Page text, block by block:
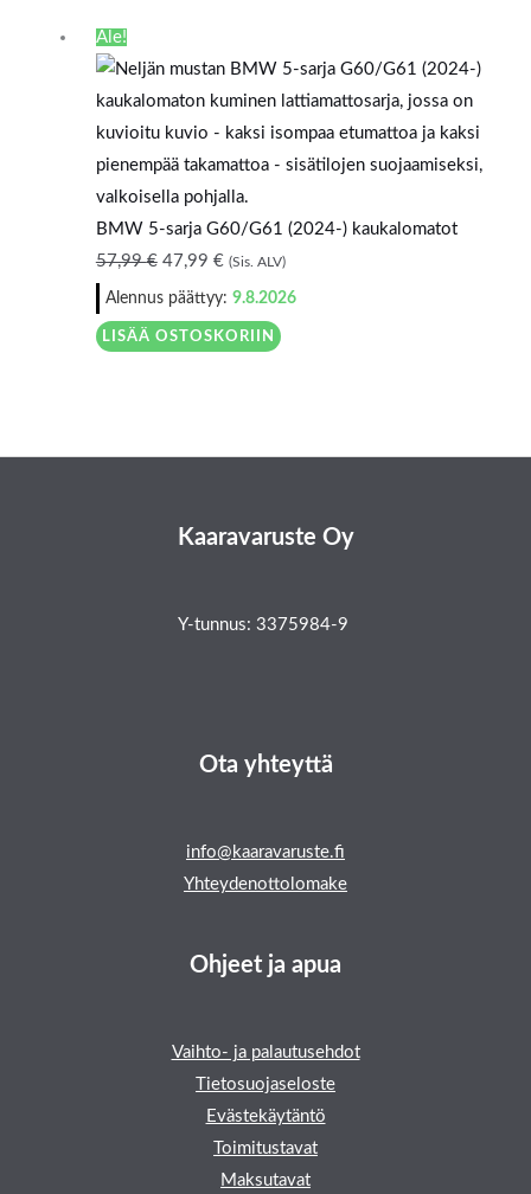
Ale!
BMW 5-sarja G60/G61 (2024-) kaukalomatot
57,99€
oli:
57,99 €.
47,99 €
on:
47,99 €.
(Sis. ALV)
Alennus päättyy: 9.8.2026
LISÄÄ OSTOSKORIIN
Kaaravaruste Oy
Y-tunnus: 3375984-9
Ota yhteyttä
info@kaaravaruste.fi
Yhteydenottolomake
Ohjeet ja apua
Vaihto- ja palautusehdot
Tietosuojaseloste
Evästekäytäntö
Toimitustavat
Maksutavat